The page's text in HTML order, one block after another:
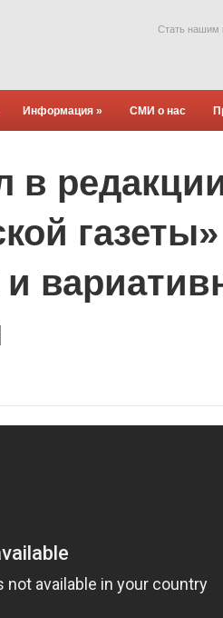
Стать нашим
Информация » СМИ о нас
в